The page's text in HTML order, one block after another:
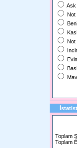
Ask
Not
Not
Toplam
Toplam